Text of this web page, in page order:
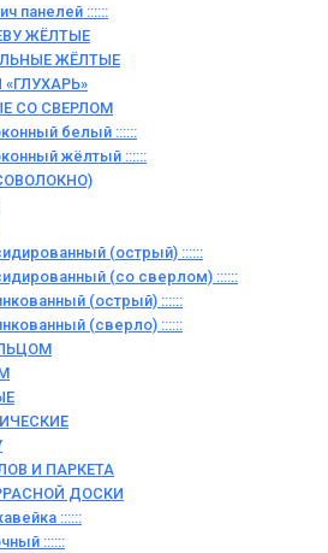
панелей ::::::
ЖЁЛТЫЕ
ЖЁЛТЫЕ
СО СВЕРЛОМ
белый ::::::
жёлтый ::::::
(острый) ::::::
(со сверлом) ::::::
(острый) ::::::
(сверло) ::::::
И ПАРКЕТА
ДОСКИ
::::::
::::::